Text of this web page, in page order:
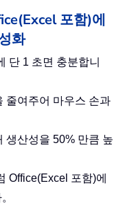
포함)에
화
단 1 초면 충분합니
줄여주어 마우스 손과
생산성을 50% 만큼 높
Office(Excel 포함)에